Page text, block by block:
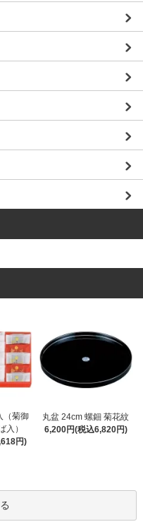
（菊御
入）
円)
丸盆 24cm 螺鈿 菊花紋
6,200円(税込6,820円)